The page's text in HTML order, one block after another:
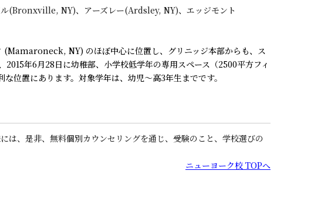
(Bronxville, NY)、アーズレー(Ardsley, NY)、エッジモント
NY) のほぼ中心に位置し、グリニッジ本部からも、ス
年6月28日に幼稚部、小学校低学年の専用スペース（2500平方フィ
置にあります。対象学年は、幼児～高3年生までです。
は、是非、無料個別カウンセリングを通じ、受験のこと、学校選びの
ニューヨーク校 TOPへ